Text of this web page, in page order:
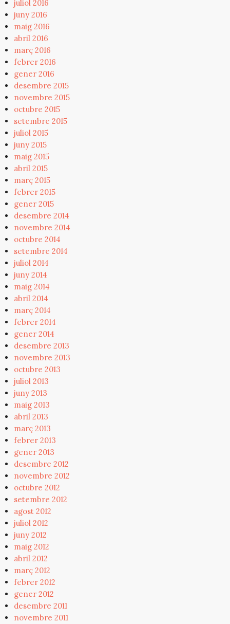
juliol 2016
juny 2016
maig 2016
abril 2016
març 2016
febrer 2016
gener 2016
desembre 2015
novembre 2015
octubre 2015
setembre 2015
juliol 2015
juny 2015
maig 2015
abril 2015
març 2015
febrer 2015
gener 2015
desembre 2014
novembre 2014
octubre 2014
setembre 2014
juliol 2014
juny 2014
maig 2014
abril 2014
març 2014
febrer 2014
gener 2014
desembre 2013
novembre 2013
octubre 2013
juliol 2013
juny 2013
maig 2013
abril 2013
març 2013
febrer 2013
gener 2013
desembre 2012
novembre 2012
octubre 2012
setembre 2012
agost 2012
juliol 2012
juny 2012
maig 2012
abril 2012
març 2012
febrer 2012
gener 2012
desembre 2011
novembre 2011